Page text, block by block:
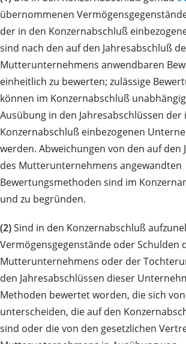
übernommenen
der in den Konzernabschluß
sind nach den auf den Jahresabschluß
Mutterunternehmens anwendbaren
einheitlich zu bewerten; zulässige
können im Konzernabschluß
Ausübung in den Jahresabschlüssen der
Konzernabschluß einbezogenen
werden. Abweichungen von den auf den
des Mutterunternehmens angewandten
Bewertungsmethoden sind im
und zu begründen.
(2)Sind in den Konzernabschluß
Vermögensgegenstände oder Schulden
Mutterunternehmens oder der
den Jahresabschlüssen dieser
Methoden bewertet worden, die sich
unterscheiden, die auf den
sind oder die von den gesetzlichen